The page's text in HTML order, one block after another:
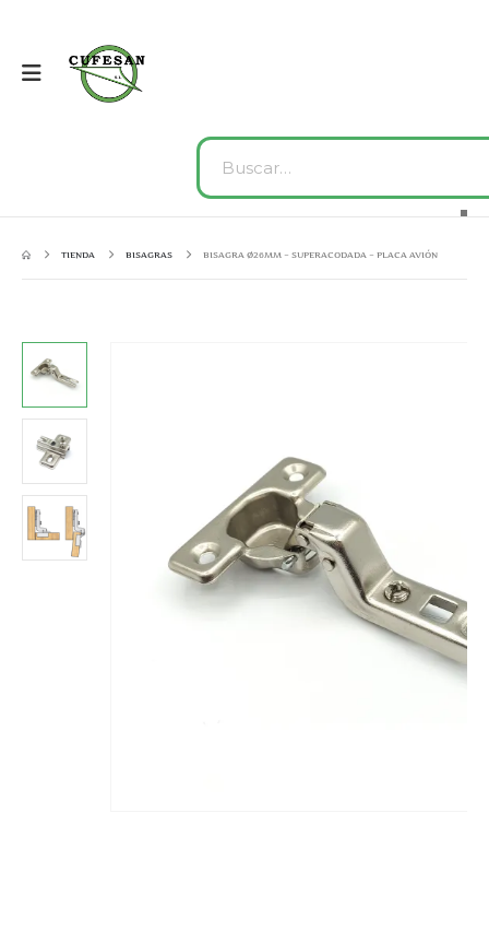
TIENDA BISAGRAS BISAGRA Ø26MM – SUPERACODADA – PLACA AVIÓN